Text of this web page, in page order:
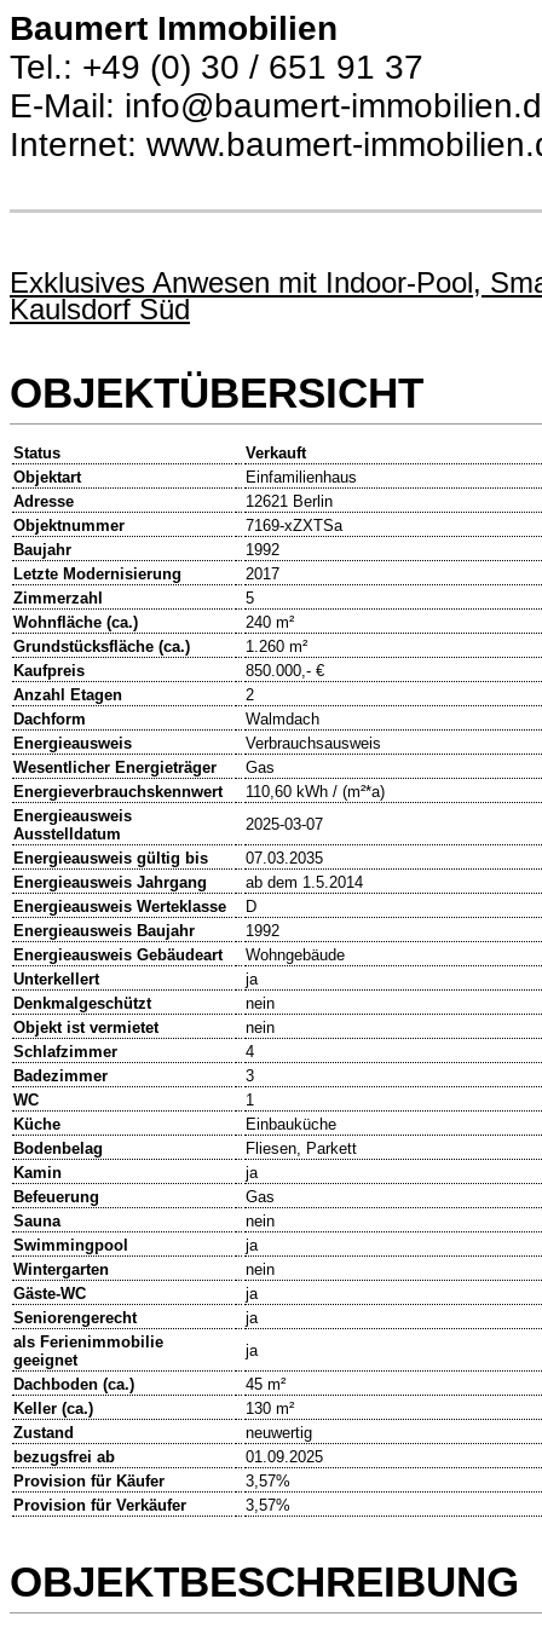
Baumert Immobilien
Tel.: +49 (0) 30 / 651 91 37
E-Mail: info@baumert-
Internet: www.baumert-
Exklusives Anwesen mit Indoor-Pool,
Kaulsdorf Süd
OBJEKTÜBERSICHT
Status
Verkauft
Objektart
Einfamilienhaus
Adresse
12621 Berlin
Objektnummer
7169-xZXTSa
Baujahr
1992
Letzte Modernisierung
2017
Zimmerzahl
5
Wohnfläche (ca.)
240 m²
Grundstücksfläche (ca.)
1.260 m²
Kaufpreis
850.000,- €
Anzahl Etagen
2
Dachform
Walmdach
Energieausweis
Verbrauchsausweis
Wesentlicher Energieträger
Gas
Energieverbrauchskennwert
110,60 kWh / (m²*a)
Energieausweis
Ausstelldatum
2025-03-07
Energieausweis gültig bis
07.03.2035
Energieausweis Jahrgang
ab dem 1.5.2014
Energieausweis Werteklasse
D
Energieausweis Baujahr
1992
Energieausweis Gebäudeart
Wohngebäude
Unterkellert
ja
Denkmalgeschützt
nein
Objekt ist vermietet
nein
Schlafzimmer
4
Badezimmer
3
WC
1
Küche
Einbauküche
Bodenbelag
Fliesen, Parkett
Kamin
ja
Befeuerung
Gas
Sauna
nein
Swimmingpool
ja
Wintergarten
nein
Gäste-WC
ja
Seniorengerecht
ja
als Ferienimmobilie
geeignet
ja
Dachboden (ca.)
45 m²
Keller (ca.)
130 m²
Zustand
neuwertig
bezugsfrei ab
01.09.2025
Provision für Käufer
3,57%
Provision für Verkäufer
3,57%
OBJEKTBESCHREIBUNG